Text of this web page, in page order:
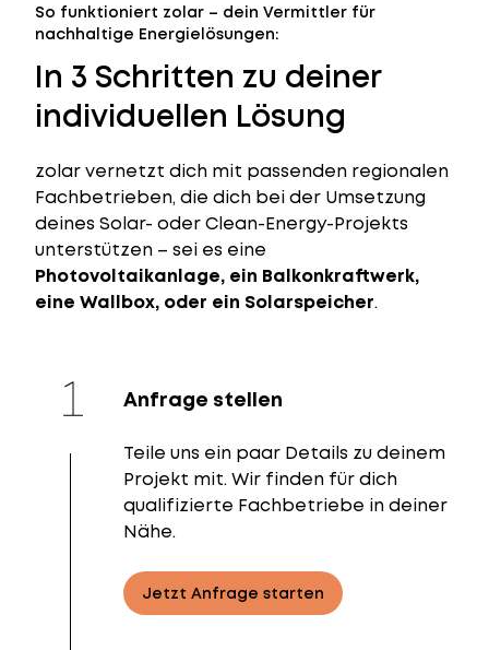
So funktioniert zolar – dein Vermittler für
nachhaltige Energielösungen:
In 3 Schritten zu deiner
individuellen Lösung
zolar vernetzt dich mit passenden regionalen
Fachbetrieben, die dich bei der Umsetzung
deines Solar- oder Clean-Energy-Projekts
unterstützen – sei es eine
Photovoltaikanlage, ein Balkonkraftwerk,
eine Wallbox, oder ein Solarspeicher.
Anfrage stellen
Teile uns ein paar Details zu deinem
Projekt mit. Wir finden für dich
qualifizierte Fachbetriebe in deiner
Nähe.
Jetzt Anfrage starten